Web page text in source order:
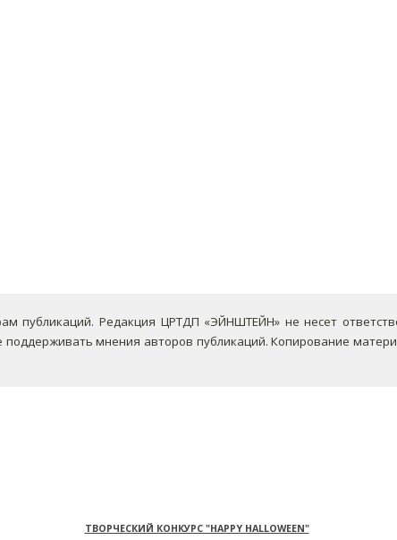
публикаций. Редакция ЦРТДП «ЭЙНШТЕЙН» не несет
мнения авторов публикаций.Копирование
ТВОРЧЕСКИЙ КОНКУРС "HAPPY HALLOWEEN"